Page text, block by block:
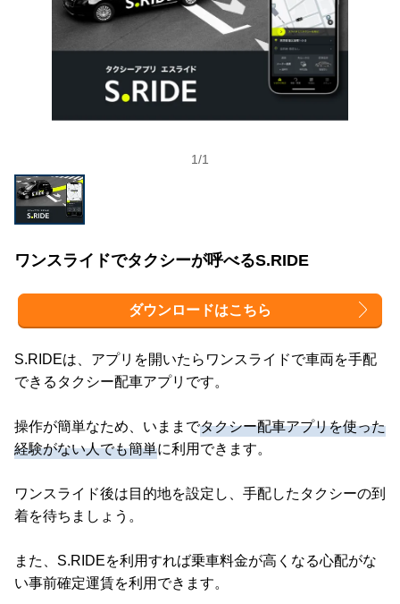
1/1
ワンスライドでタクシーが呼べるS.RIDE
ダウンロードはこちら
S.RIDEは、アプリを開いたらワンスライドで車両を手配
できるタクシー配車アプリです。
操作が簡単なため、いままでタクシー配車アプリを使った
経験がない人でも簡単に利用できます。
ワンスライド後は目的地を設定し、手配したタクシーの到
着を待ちましょう。
また、S.RIDEを利用すれば乗車料金が高くなる心配がな
い事前確定運賃を利用できます。